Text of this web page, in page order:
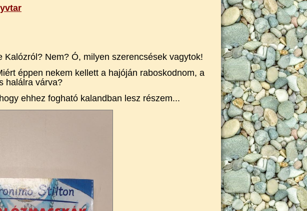
Nem? Ó, milyen szerencsések vagytok!
éppen nekem kellett a hajóján raboskodnom, a
halálra várva?
ehhez fogható kalandban lesz részem...